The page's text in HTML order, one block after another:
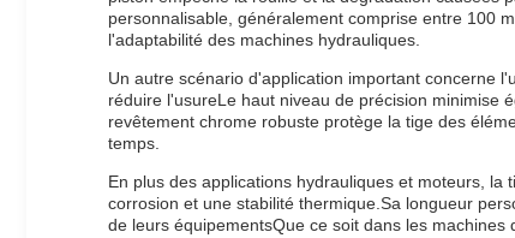
personnalisable, généralement comprise entre 100
l'adaptabilité des machines hydrauliques.
Un autre scénario d'application important concerne
réduire l'usureLe haut niveau de précision minimise
revêtement chrome robuste protège la tige des
temps.
En plus des applications hydrauliques et moteurs,
corrosion et une stabilité thermique.Sa longueur
de leurs équipementsQue ce soit dans les